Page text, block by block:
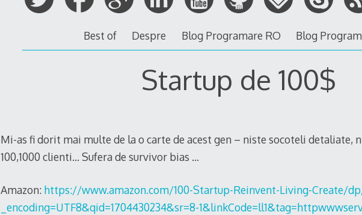
Best of Despre Blog Programare RO Blog
Startup de 100$
Mi-as fi dorit mai multe de la o carte de acest gen – niste socoteli detaliate,
100,1000 clienti… Sufera de survivor bias …
Amazon: https://www.amazon.com/100-Startup-Reinvent-Living-Create/
_encoding=UTF8&qid=1704430234&sr=8-